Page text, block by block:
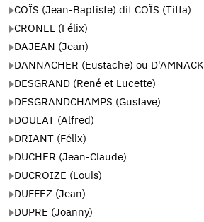
COÏS (Jean-Baptiste) dit COÏS (Titta)
CRONEL (Félix)
DAJEAN (Jean)
DANNACHER (Eustache) ou
DESGRAND (René et Lucette)
DESGRANDCHAMPS (Gustave)
DOULAT (Alfred)
DRIANT (Félix)
DUCHER (Jean-Claude)
DUCROIZE (Louis)
DUFFEZ (Jean)
DUPRE (Joanny)